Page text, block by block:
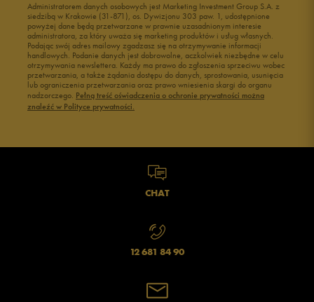
Administratorem danych osobowych jest Marketing Investment Group S.A. z
siedzibą w Krakowie (31-871), os. Dywizjonu 303 paw. 1, udostępnione
powyżej dane będą przetwarzane w prawnie uzasadnionym interesie
administratora, za który uważa się marketing produktów i usług własnych.
Podając swój adres mailowy zgadzasz się na otrzymywanie informacji
handlowych. Podanie danych jest dobrowolne, aczkolwiek niezbędne w celu
otrzymywania newslettera. Każdy ma prawo do zgłoszenia sprzeciwu wobec
przetwarzania, a także żądania dostępu do danych, sprostowania, usunięcia
lub ograniczenia przetwarzania oraz prawo wniesienia skargi do organu
nadzorczego. Pełną treść oświadczenia o ochronie prywatności można
znaleźć w Polityce prywatności.
CHAT
12 681 84 90